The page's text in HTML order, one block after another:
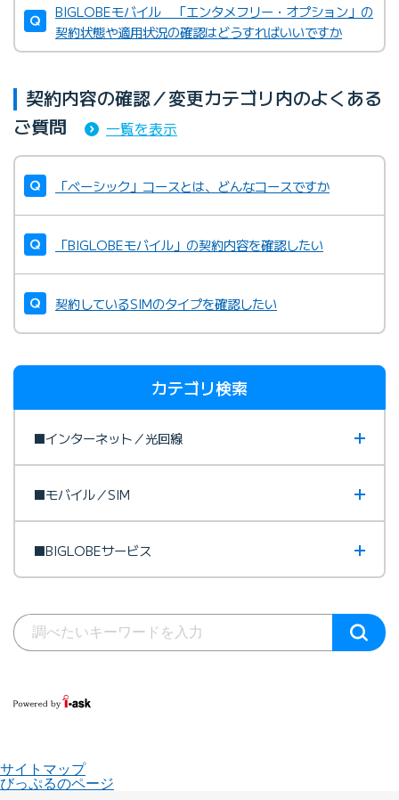
BIGLOBEモバイル 「エンタメフリー・オプション」の
契約状態や適用状況の確認はどうすればいいですか
契約内容の確認／変更カテゴリ内のよくある
ご質問
一覧を表示
「ベーシック」コースとは、どんなコースですか
「BIGLOBEモバイル」の契約内容を確認したい
契約しているSIMのタイプを確認したい
カテゴリ検索
■インターネット／光回線
■モバイル／SIM
■BIGLOBEサービス
サイトマップ
びっぷるのページ